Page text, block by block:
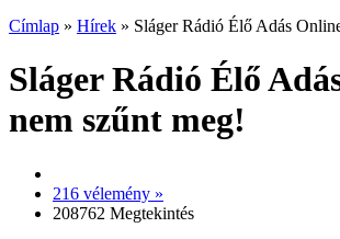
Címlap » Hírek » Sláger Rádió Élő Adás
Sláger Rádió Élő
nem szűnt meg!
216 vélemény »
208762 Megtekintés